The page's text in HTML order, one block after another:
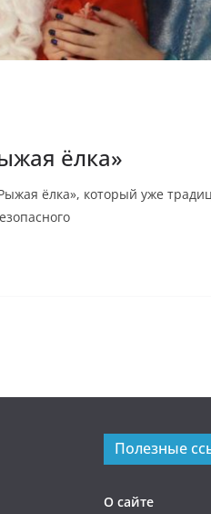
ёлка»
ёлка», который уже
Полезные
О сайте